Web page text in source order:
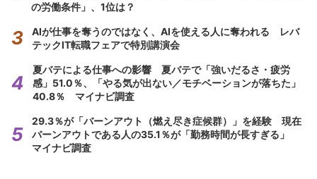
の労働条件」、1位は？
AIが仕事を奪うのではなく、AIを使える人に奪われる レバ
テックIT転職フェアで特別講演会
夏バテによる仕事への影響 夏バテで「強いだるさ・疲労
感」51.0％、「やる気が出ない／モチベーションが落ちた」
40.8％ マイナビ調査
29.3％が「バーンアウト（燃え尽き症候群）」を経験 現在
バーンアウトである人の35.1％が「勤務時間が長すぎる」
マイナビ調査